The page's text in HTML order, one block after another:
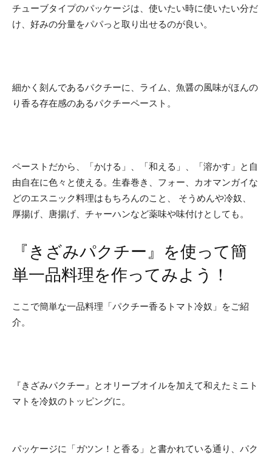
チューブタイプのパッケージは、使いたい時に使いたい分だ
け、好みの分量をパパっと取り出せるのが良い。
細かく刻んであるパクチーに、ライム、魚醤の風味がほんの
り香る存在感のあるパクチーペースト。
ペーストだから、「かける」、「和える」、「溶かす」と自
由自在に色々と使える。生春巻き、フォー、カオマンガイな
どのエスニック料理はもちろんのこと、 そうめんや冷奴、
厚揚げ、唐揚げ、チャーハンなど薬味や味付けとしても。
『きざみパクチー』を使って簡
単一品料理を作ってみよう！
ここで簡単な一品料理「パクチー香るトマト冷奴」をご紹
介。
『きざみパクチー』とオリーブオイルを加えて和えたミニト
マトを冷奴のトッピングに。
パッケージに「ガツン！と香る」と書かれている通り、パク